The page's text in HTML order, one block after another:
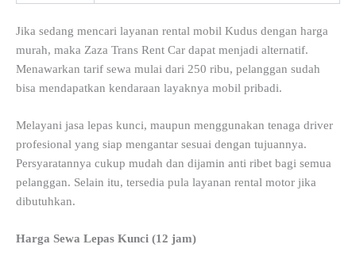
Jika sedang mencari layanan rental mobil Kudus dengan harga
murah, maka Zaza Trans Rent Car dapat menjadi alternatif.
Menawarkan tarif sewa mulai dari 250 ribu, pelanggan sudah
bisa mendapatkan kendaraan layaknya mobil pribadi.
Melayani jasa lepas kunci, maupun menggunakan tenaga driver
profesional yang siap mengantar sesuai dengan tujuannya.
Persyaratannya cukup mudah dan dijamin anti ribet bagi semua
pelanggan. Selain itu, tersedia pula layanan rental motor jika
dibutuhkan.
Harga Sewa Lepas Kunci (12 jam)